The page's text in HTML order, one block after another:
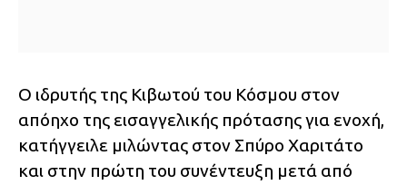
Ο ιδρυτής της Κιβωτού του Κόσμου στον
απόηχο της εισαγγελικής πρότασης για ενοχή,
κατήγγειλε μιλώντας στον Σπύρο Χαριτάτο
και στην πρώτη του συνέντευξη μετά από